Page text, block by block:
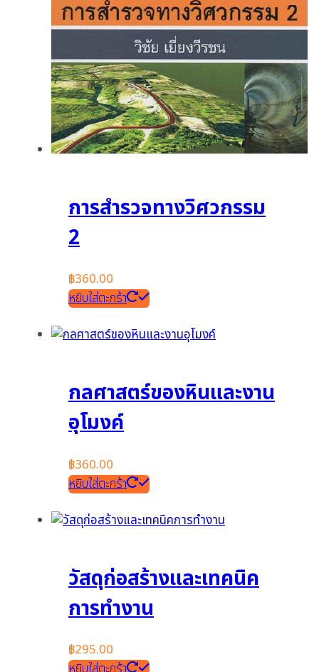
การสำรวจทางวิศวกรรม
2
฿360.00
หยิบใส่ตะกร้า
กลศาสตร์ของหินและงาน
อุโมงค์
฿360.00
หยิบใส่ตะกร้า
วัสดุก่อสร้างและเทคนิค
การทำงาน
฿295.00